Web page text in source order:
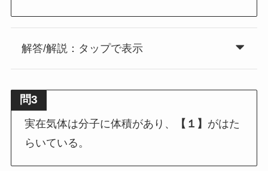
解答/解説：タップで表示
問3
実在気体は分子に体積があり、 【１】 がはた
らいている。